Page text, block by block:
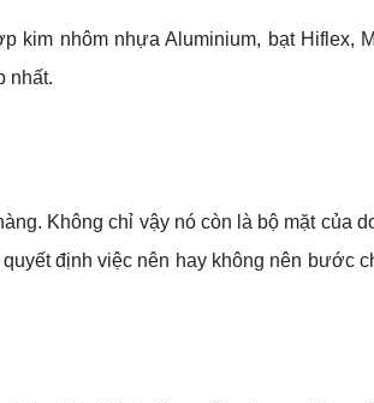
kim nhôm nhựa Aluminium, bạt Hiflex,
nhất.
Không chỉ vậy nó còn là bộ mặt của
định việc nên hay không nên bước